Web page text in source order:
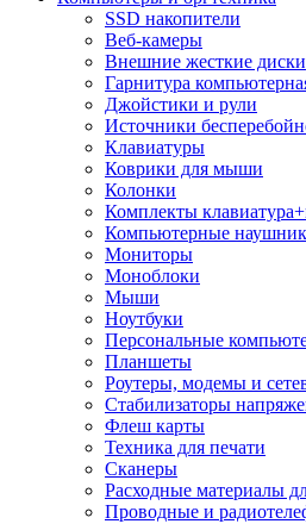
SSD накопители
Веб-камеры
Внешние жесткие диски
Гарнитура
Джойстики и рули
Источники
Клавиатуры
Коврики для мыши
Колонки
Комплекты
Компьютерные
Мониторы
Моноблоки
Мыши
Ноутбуки
Персональные
Планшеты
Роутеры, модемы и
Стабилизаторы
Флеш карты
Техника для печати
Сканеры
Расходные материалы
Проводные и